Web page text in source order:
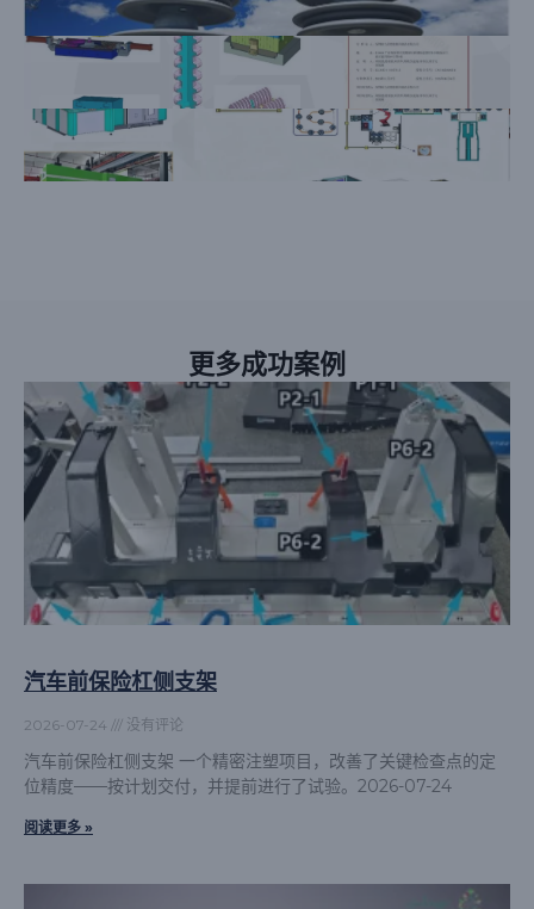
更多成功案例
汽车前保险杠侧支架
2026-07-24 没有评论
汽车前保险杠侧支架 一个精密注塑项目，改善了关键检查点的定
位精度——按计划交付，并提前进行了试验。2026-07-24
阅读更多 »